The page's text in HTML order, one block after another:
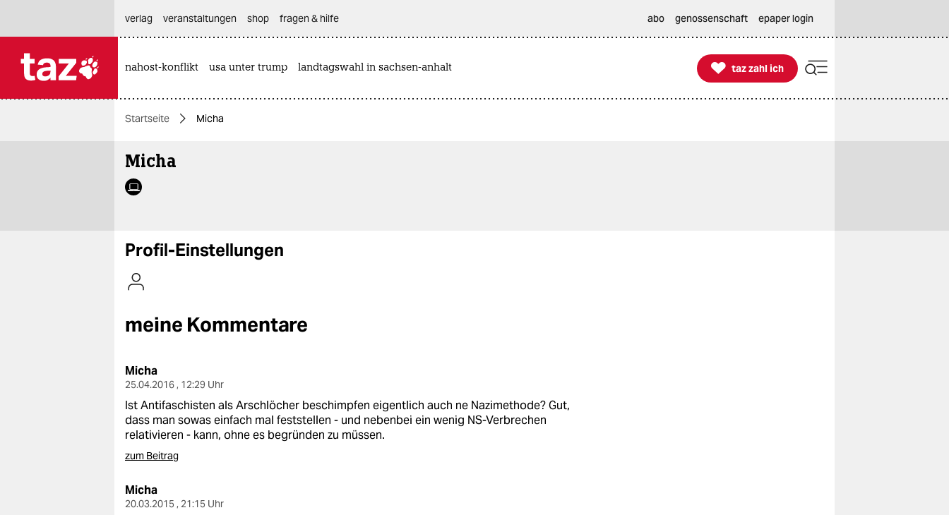
themen
politik
öko
kultur
sport
berlin
wahrheit
verlag
verlag
shop
verlag
veranstaltungen shop fragen & hilfe abo genossenschaft epaper login
nahost-konflikt usa unter trump landtagswahl in sachsen-anhalt 
taz zahl ich
taz zahl ich
Startseite Micha
Micha
Profil-Einstellungen
meine Kommentare
Micha
25.04.2016 , 12:29 Uhr
Ist Antifaschisten als Arschlöcher beschimpfen eigentlich auch ne Nazimethode? Gut,
dass man sowas einfach mal feststellen - und nebenbei ein wenig NS-Verbrechen
relativieren - kann, ohne es begründen zu müssen.
zum Beitrag
Micha
20.03.2015 , 21:15 Uhr